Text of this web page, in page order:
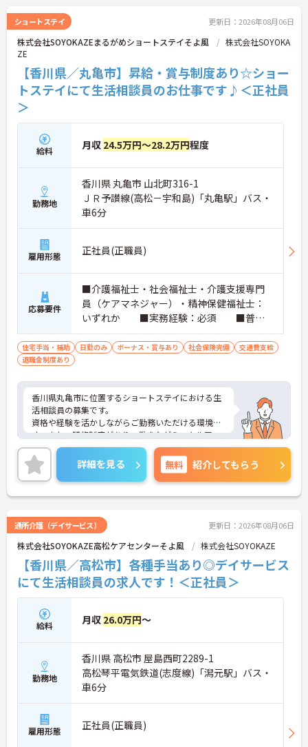
ショートステイ 更新日：2026年08月06日
株式会社SOYOKAZEまるがめショートステイそよ風
株式会社SOYOKA
ZE
【香川県／丸亀市】昇給・賞与制度あり☆ショー
トステイにて生活相談員のお仕事です♪＜正社員
＞
給料 月収 24.5万円～28.2万円程度
勤務地
香川県 丸亀市 山北町316-1
ＪＲ予讃線(高松－宇和島)「丸亀駅」バス・
車6分
雇用形態 正社員(正職員)
応募要件
■介護福祉士・社会福祉士・介護支援専門
員（ケアマネジャー）・精神保健福祉士：
いずれか ■実務経験：必須 ■普通
自動車運転免許
住宅手当・補助 日勤のみ ボーナス・賞与あり 社会保険完備
交通費支給
退職金制度あり
香川県丸亀市に位置するショートステイにおける生
活相談員の募集です。
資格や経験を活かしながらご勤務いただける環境で
す。また、研修制度があり、働きながらスキルアッ
プが目指せる環境です。
ご興味のある方には、面接対策ポイントなど、さら
に詳細をご案内しますのでお気軽にご相談くださ
い！
詳細を見る 無料 紹介してもらう
通所介護（デイサービス） 更新日：2026年08月06日
株式会社SOYOKAZE高松ケアセンターそよ風 株式会社SOYOKAZE
【香川県／高松市】各種手当あり◎デイサービス
にて生活相談員の求人です！＜正社員＞
給料 月収 26.0万円～
勤務地
香川県 高松市 屋島西町2289-1
高松琴平電気鉄道(志度線)「潟元駅」バス・
車6分
雇用形態 正社員(正職員)